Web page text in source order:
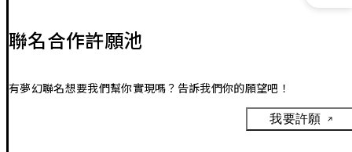
聯名合作許願池
有夢幻聯名想要我們幫你實現嗎？告訴我們你的願望吧！
我要許願